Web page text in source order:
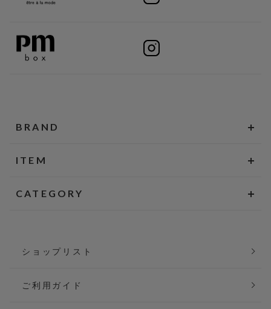
BRAND
ITEM
CATEGORY
ショップリスト
ご利用ガイド